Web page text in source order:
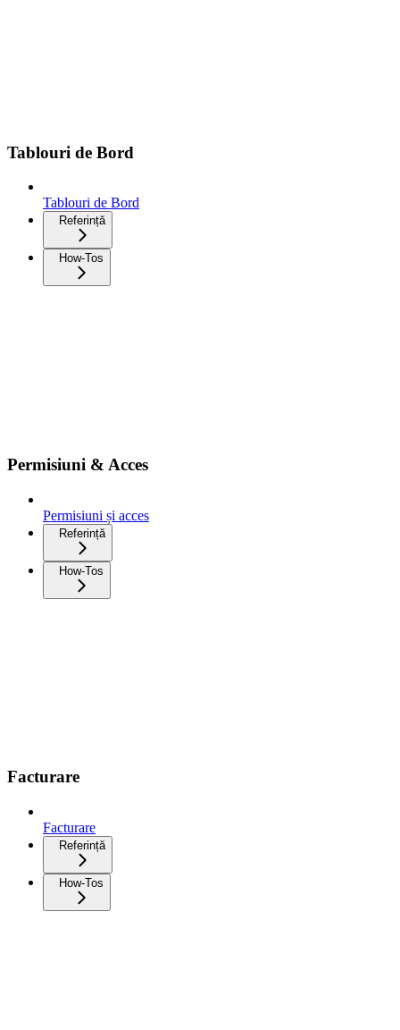
Tablouri de Bord
Tablouri de Bord
Referință
How-Tos
Permisiuni & Acces
Permisiuni și acces
Referință
How-Tos
Facturare
Facturare
Referință
How-Tos